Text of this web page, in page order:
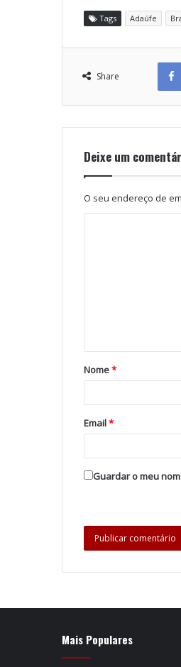
Tags Adaúfe
Share
Deixe um
O seu endereço de
Nome*
Email*
Guardar o meu
Mais Populares